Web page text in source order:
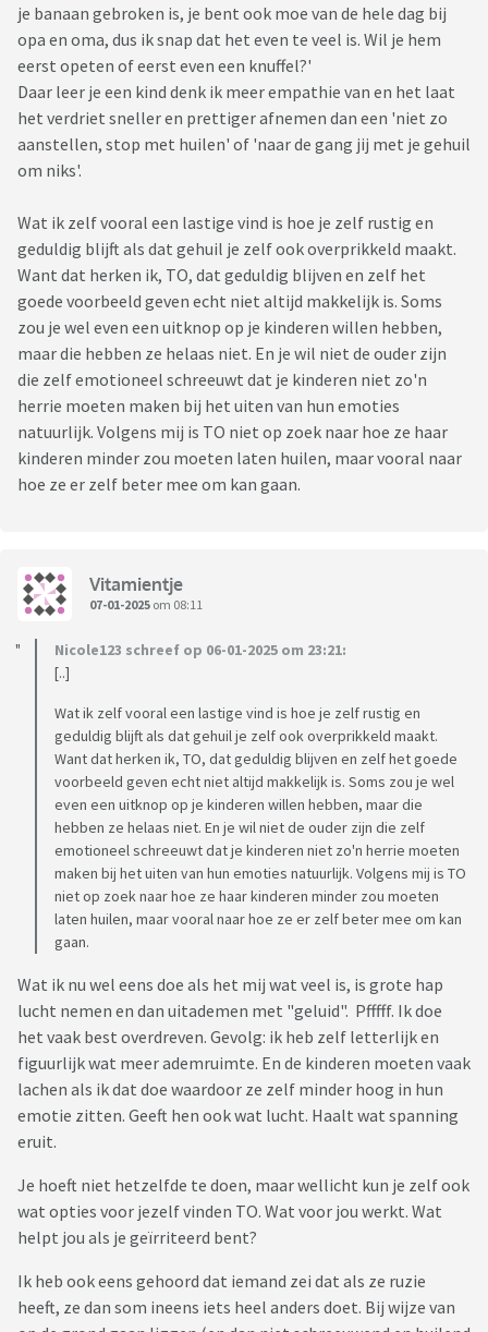
je banaan gebroken is, je bent ook moe van de hele dag bij
opa en oma, dus ik snap dat het even te veel is. Wil je hem
eerst opeten of eerst even een knuffel?'
Daar leer je een kind denk ik meer empathie van en het laat
het verdriet sneller en prettiger afnemen dan een 'niet zo
aanstellen, stop met huilen' of 'naar de gang jij met je gehuil
om niks'.
Wat ik zelf vooral een lastige vind is hoe je zelf rustig en
geduldig blijft als dat gehuil je zelf ook overprikkeld maakt.
Want dat herken ik, TO, dat geduldig blijven en zelf het
goede voorbeeld geven echt niet altijd makkelijk is. Soms
zou je wel even een uitknop op je kinderen willen hebben,
maar die hebben ze helaas niet. En je wil niet de ouder zijn
die zelf emotioneel schreeuwt dat je kinderen niet zo'n
herrie moeten maken bij het uiten van hun emoties
natuurlijk. Volgens mij is TO niet op zoek naar hoe ze haar
kinderen minder zou moeten laten huilen, maar vooral naar
hoe ze er zelf beter mee om kan gaan.
Vitamientje
07-01-2025 om 08:11
Nicole123 schreef op 06-01-2025 om 23:21:
[..]
Wat ik zelf vooral een lastige vind is hoe je zelf rustig en
geduldig blijft als dat gehuil je zelf ook overprikkeld maakt.
Want dat herken ik, TO, dat geduldig blijven en zelf het goede
voorbeeld geven echt niet altijd makkelijk is. Soms zou je wel
even een uitknop op je kinderen willen hebben, maar die
hebben ze helaas niet. En je wil niet de ouder zijn die zelf
emotioneel schreeuwt dat je kinderen niet zo'n herrie moeten
maken bij het uiten van hun emoties natuurlijk. Volgens mij is TO
niet op zoek naar hoe ze haar kinderen minder zou moeten
laten huilen, maar vooral naar hoe ze er zelf beter mee om kan
gaan.
Wat ik nu wel eens doe als het mij wat veel is, is grote hap
lucht nemen en dan uitademen met "geluid". Pfffff. Ik doe
het vaak best overdreven. Gevolg: ik heb zelf letterlijk en
figuurlijk wat meer ademruimte. En de kinderen moeten vaak
lachen als ik dat doe waardoor ze zelf minder hoog in hun
emotie zitten. Geeft hen ook wat lucht. Haalt wat spanning
eruit.
Je hoeft niet hetzelfde te doen, maar wellicht kun je zelf ook
wat opties voor jezelf vinden TO. Wat voor jou werkt. Wat
helpt jou als je geïrriteerd bent?
Ik heb ook eens gehoord dat iemand zei dat als ze ruzie
heeft, ze dan som ineens iets heel anders doet. Bij wijze van